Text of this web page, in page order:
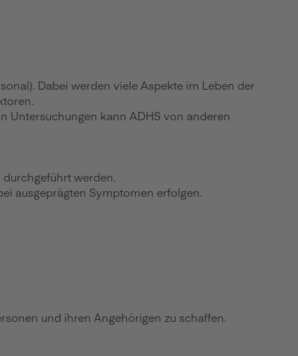
Dabei werden viele Aspekte im Leben der
Untersuchungen kann ADHS von anderen
werden.
ausgeprägten Symptomen erfolgen.
und ihren Angehörigen zu schaffen.